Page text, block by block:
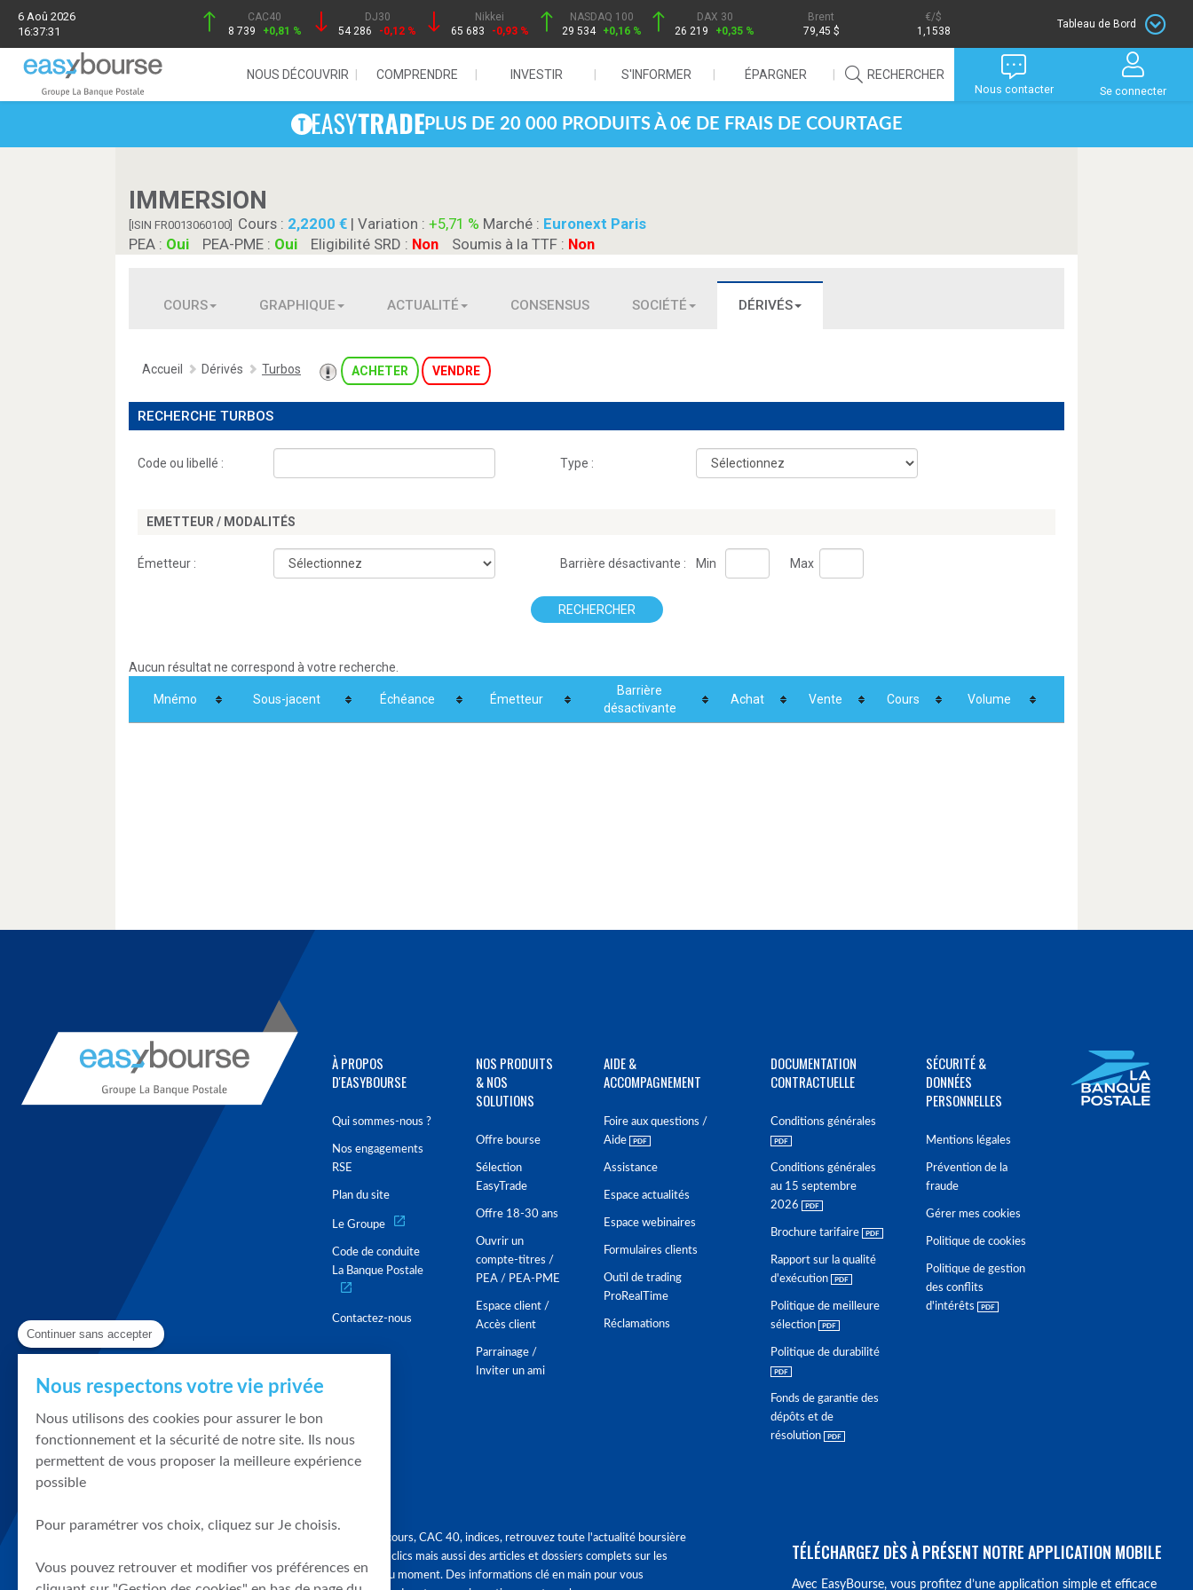
6 Aoû 2026
16:37:31
CAC40
8 739
+0,81 %
DJ30
54 286
-0,12 %
Nikkei
65 683
-0,93 %
NASDAQ 100
29 534 +0,16 %
DAX 30
26 219
+0,35 %
Brent
79,45 $
/$
1,1538
Tableau de Bord
NOUS DÉCOUVRIR COMPRENDRE INVESTIR S'INFORMER ÉPARGNER RECHERCHER
Nous contacter Se connecter
PLUS DE 20 000 PRODUITS À 0€ DE FRAIS DE COURTAGE
IMMERSION
[ISIN FR0013060100] Cours : 2,2200 | Variation : +5,71 % Marché : Euronext Paris
PEA : Oui PEA-PME : Oui Eligibilité SRD : Non Soumis à la TTF : Non
COURS GRAPHIQUE ACTUALITÉ CONSENSUS SOCIÉTÉ DÉRIVÉS
Accueil Dérivés Turbos ACHETER VENDRE
RECHERCHE TURBOS
Code ou libellé : Type :
EMETTEUR / MODALITÉS
Émetteur : Barrière désactivante : Min Max
RECHERCHER
Aucun résultat ne correspond à votre recherche.
Mnémo Sous-jacent Échéance Émetteur
Barrière
désactivante
Achat Vente Cours Volume
À PROPOS
D'EASYBOURSE
Qui sommes-nous ?
Nos engagements
RSE
Plan du site
Le Groupe
Code de conduite
La Banque Postale
Contactez-nous
NOS PRODUITS
& NOS
SOLUTIONS
Offre bourse
Sélection
EasyTrade
Offre 18-30 ans
Ouvrir un
compte-titres /
PEA / PEA-PME
Espace client /
Accès client
Parrainage /
Inviter un ami
AIDE &
ACCOMPAGNEMENT
Foire aux questions /
Aide
Assistance
Espace actualités
Espace webinaires
Formulaires clients
Outil de trading
ProRealTime
Réclamations
DOCUMENTATION
CONTRACTUELLE
Conditions générales
Conditions générales
au 15 septembre
2026
Brochure tarifaire
Rapport sur la qualité
d'exécution
Politique de meilleure
sélection
Politique de durabilité
Fonds de garantie des
dépôts et de
résolution
SÉCURITÉ &
DONNÉES
PERSONNELLES
Mentions légales
Prévention de la
fraude
Gérer mes cookies
Politique de cookies
Politique de gestion
des conflits
d'intérêts
Graphique, cours, CAC 40, indices, retrouvez toute l'actualité boursière
en quelques clics mais aussi des articles et dossiers complets sur les
tendances du moment. Des informations clé en main pour vous
TÉLÉCHARGEZ DÈS À PRÉSENT NOTRE APPLICATION MOBILE
Avec EasyBourse, vous profitez d’une application simple et efficace
Continuer sans accepter
Nous respectons votre vie privée
Nous utilisons des cookies pour assurer le bon
fonctionnement et la sécurité de notre site. Ils nous
permettent de vous proposer la meilleure expérience
possible
Pour paramétrer vos choix, cliquez sur Je choisis.
Vous pouvez retrouver et modifier vos préférences en